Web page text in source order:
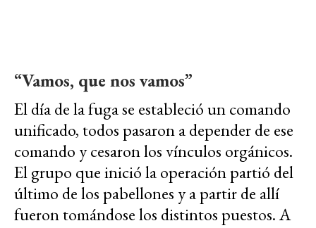
“Vamos, que nos vamos”
El día de la fuga se estableció un comando
unificado, todos pasaron a depender de ese
comando y cesaron los vínculos orgánicos.
El grupo que inició la operación partió del
último de los pabellones y a partir de allí
fueron tomándose los distintos puestos. A